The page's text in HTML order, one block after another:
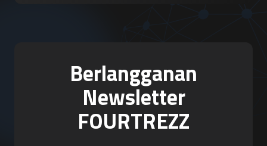
Berlangganan
Newsletter
FOURTREZZ